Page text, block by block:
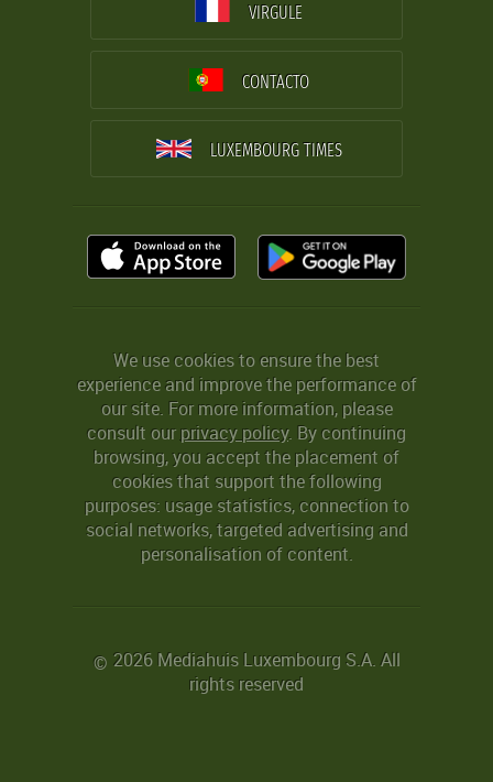
VIRGULE
CONTACTO
LUXEMBOURG TIMES
We use cookies to ensure the best
experience and improve the performance of
our site. For more information, please
consult ourprivacy policy. By continuing
browsing, you accept the placement of
cookies that support the following
purposes: usage statistics, connection to
social networks, targeted advertising and
personalisation of content.
© 2026 Mediahuis Luxembourg S.A. All
rights reserved